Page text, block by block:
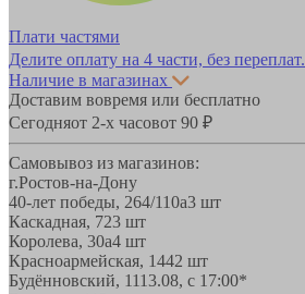
Плати частями
Делите оплату на 4 части, без переплат.
Наличие в магазинах
Доставим вовремя или бесплатно
Сегодняот 2-х часовот 90 ₽
Самовывоз из магазинов:
г.Ростов-на-Дону
40-лет победы, 264/110а3 шт
Каскадная, 723 шт
Королева, 30а4 шт
Красноармейская, 1442 шт
Будённовский, 1113.08, с 17:00*